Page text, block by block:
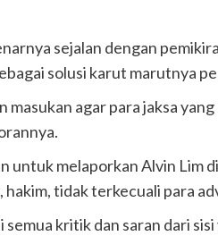
sejalan dengan
solusi karut marutnya
masukan agar para jaksa
untuk melaporkan Alvin Lim
hakim, tidak terkecuali para
semua kritik dan saran dari